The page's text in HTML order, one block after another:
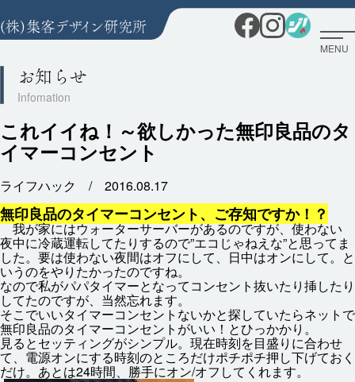
MENU
お知らせ
これイイね！～欲しかった無印良品のタ
イマーコンセント
ライフハック / 2016.08.17
無印良品のタイマーコンセント、ご存知ですか！？
我が家にはウォーターサーバーがあるのですが、使わない
夜中に冷蔵運転してたりするので”エコじゃねえな”と思ってま
した。 要は使わない夜間はオフにして、 日中はオンにして。と
いうのをやりたかったのですね。
なので私がパパタイマーとなってコンセント抜いたり挿したり
してたのですが、 当然忘れます。
そこでいいタイマーコンセントないかと探していたらネットで
無印良品のタイマーコンセントがいい！とひっかかり。
見るとセッティングがシンプル。 現在時刻を目盛りに合わせ
て、 電源オンにする時刻のところだけポチポチ押し下げておく
だけ。あとは24時間、 勝手にオン/オフしてくれます。